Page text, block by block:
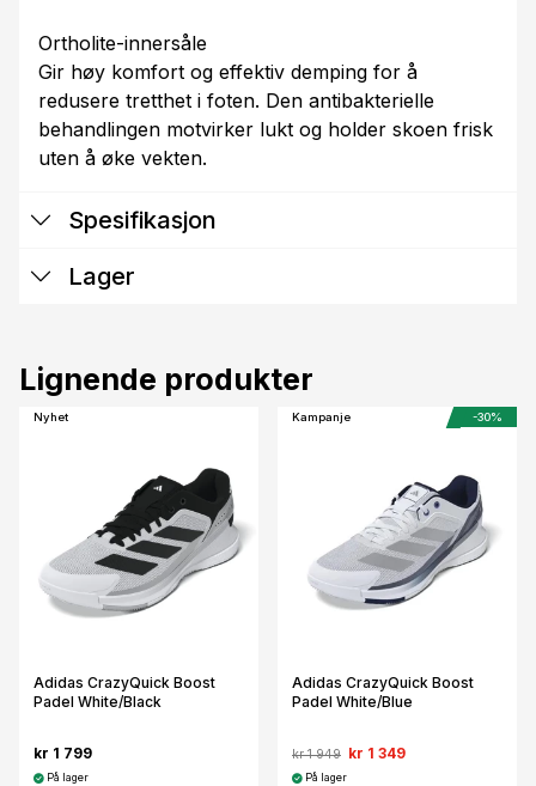
Ortholite-innersåle
Gir høy komfort og effektiv demping for å
redusere tretthet i foten. Den antibakterielle
behandlingen motvirker lukt og holder skoen frisk
uten å øke vekten.
Spesifikasjon
Lager
Lignende produkter
Nyhet
Adidas CrazyQuick Boost
Padel White/Black
kr 1 799
På lager
Kampanje -30%
Adidas CrazyQuick Boost
Padel White/Blue
kr 1 949 kr 1 349
På lager